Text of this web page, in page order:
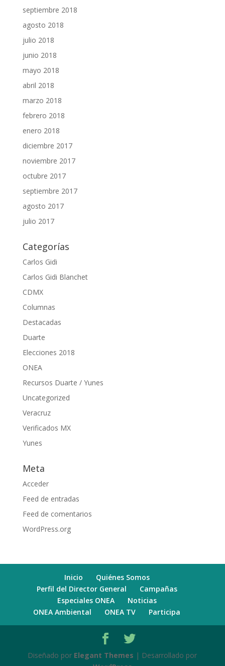
septiembre 2018
agosto 2018
julio 2018
junio 2018
mayo 2018
abril 2018
marzo 2018
febrero 2018
enero 2018
diciembre 2017
noviembre 2017
octubre 2017
septiembre 2017
agosto 2017
julio 2017
Categorías
Carlos Gidi
Carlos Gidi Blanchet
CDMX
Columnas
Destacadas
Duarte
Elecciones 2018
ONEA
Recursos Duarte / Yunes
Uncategorized
Veracruz
Verificados MX
Yunes
Meta
Acceder
Feed de entradas
Feed de comentarios
WordPress.org
Inicio
Quiénes Somos
Perfil del Director General
Campañas
Especiales ONEA
Noticias
ONEA Ambiental
ONEA TV Participa
Diseñado por Elegant Themes | Desarrollado por